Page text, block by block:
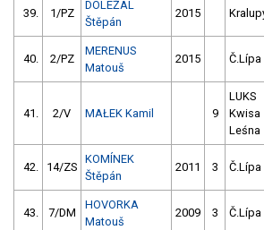
39. 1/PZ
DOLEŽAL
Štěpán
2015
40. 2/PZ
MERENUS
Matouš
2015 Č.Lípa
41. 2/V MAŁEK Kamil 9
LUKS
Kwisa
Leśna
42. 14/ZS
KOMÍNEK
Štěpán
2011 3 Č.Lípa
43. 7/DM
HOVORKA
Matouš
2009 3 Č.Lípa